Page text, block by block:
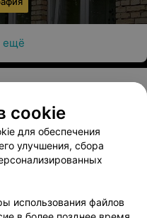
ещё
Размещение рекламы
Публичный договор
Способы оплаты
cookie
для обеспечения
улучшения, сбора
использования файлов